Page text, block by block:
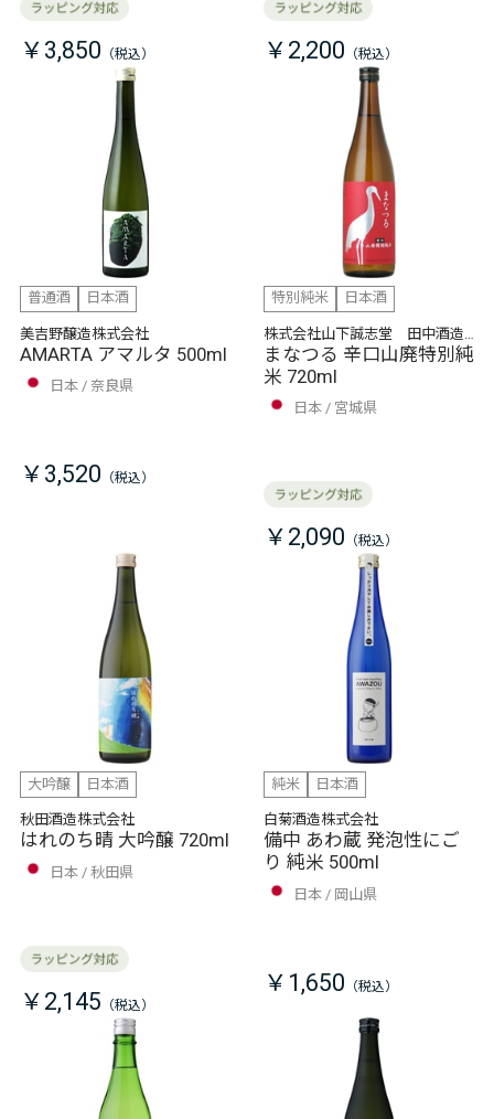
￥3,850 ￥2,200
普通酒
日本酒
美吉野醸造株式会社
AMARTA アマルタ 500ml
日本 奈良県
￥3,520
特別純米
日本酒
株式会社山下誠志堂 田中酒造
店
まなつる 辛口山廃特別純
米 720ml
日本 宮城県
￥2,090
大吟醸
日本酒
秋田酒造株式会社
はれのち晴 大吟醸 720ml
日本 秋田県
￥2,145
純米
日本酒
白菊酒造株式会社
備中 あわ蔵 発泡性にご
り 純米 500ml
日本 岡山県
￥1,650